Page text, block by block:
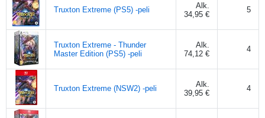
Truxton Extreme (PS5) -peli
Alk.
34,95 €
5
Truxton Extreme - Thunder
Master Edition (PS5) -peli
Alk.
74,12 €
4
Truxton Extreme (NSW2) -peli
Alk.
39,95 €
4